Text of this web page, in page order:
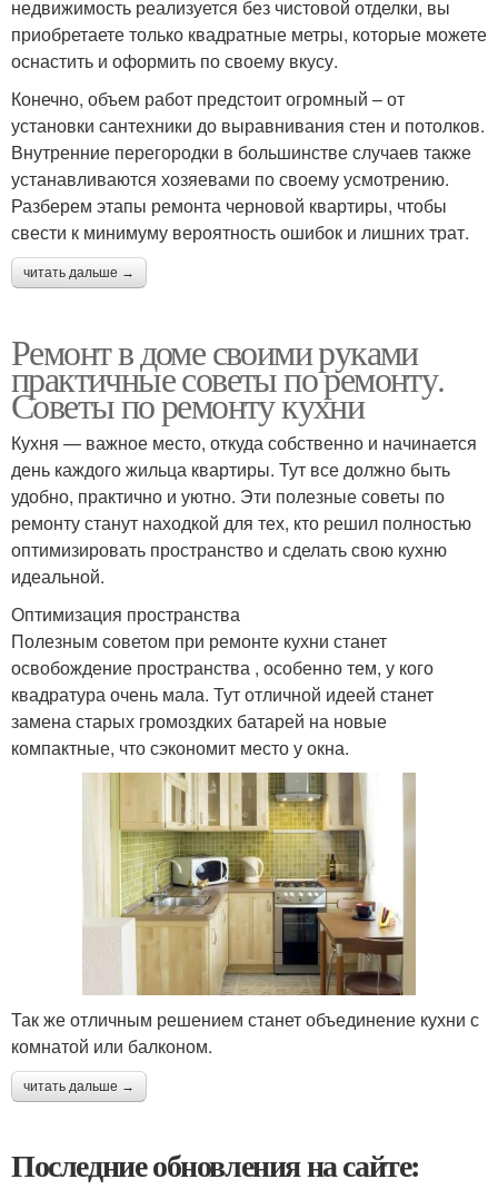
недвижимость реализуется без чистовой отделки, вы
приобретаете только квадратные метры, которые можете
оснастить и оформить по своему вкусу.
Конечно, объем работ предстоит огромный – от
установки сантехники до выравнивания стен и потолков.
Внутренние перегородки в большинстве случаев также
устанавливаются хозяевами по своему усмотрению.
Разберем этапы ремонта черновой квартиры, чтобы
свести к минимуму вероятность ошибок и лишних трат.
читать дальше →
Ремонт в доме своими руками
практичные советы по ремонту.
Советы по ремонту кухни
Кухня — важное место, откуда собственно и начинается
день каждого жильца квартиры. Тут все должно быть
удобно, практично и уютно. Эти полезные советы по
ремонту станут находкой для тех, кто решил полностью
оптимизировать пространство и сделать свою кухню
идеальной.
Оптимизация пространства
Полезным советом при ремонте кухни станет
освобождение пространства , особенно тем, у кого
квадратура очень мала. Тут отличной идеей станет
замена старых громоздких батарей на новые
компактные, что сэкономит место у окна.
Так же отличным решением станет объединение кухни с
комнатой или балконом.
читать дальше →
Последние обновления на сайте: